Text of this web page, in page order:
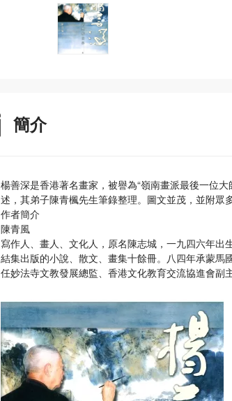
簡介
楊善深是香港著名畫家，被譽為“嶺南畫派最後一位
述，其弟子陳青楓先生筆錄整理。圖文並茂，並附眾
作者簡介
陳青風
寫作人、畫人、文化人，原名陳志城，一九四六年出
結集出版的小說、散文、畫集十餘冊。八四年承蒙
任妙法寺文教發展總監、香港文化教育交流協進會副主